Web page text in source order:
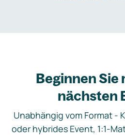
Beginnen Sie
nächsten
Unabhängig vom Format -
oder hybrides Event, 1:1-